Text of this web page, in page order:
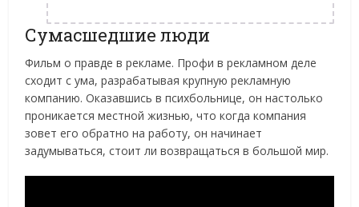
Сумасшедшие люди
Фильм о правде в рекламе. Профи в рекламном деле
сходит с ума, разрабатывая крупную рекламную
компанию. Оказавшись в психбольнице, он настолько
проникается местной жизнью, что когда компания
зовет его обратно на работу, он начинает
задумываться, стоит ли возвращаться в большой мир.